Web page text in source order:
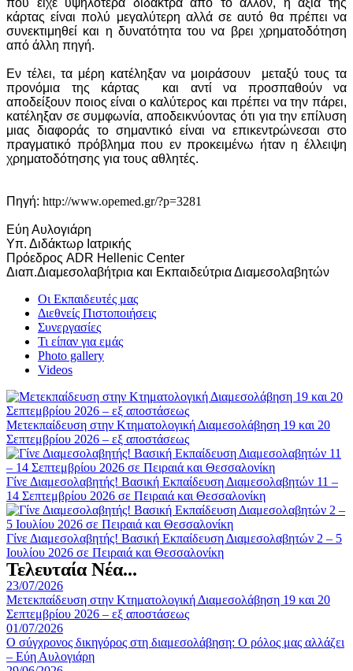
που είχε υψηλότερα δίδακτρα από το άλλον, η αξία της
κάρτας είναι πολύ μεγαλύτερη αλλά σε αυτό θα πρέπει να
συνεκτιμηθεί και η δυνατότητα του να βρει χρηματοδότηση
από άλλη πηγή.
Εν τέλει, τα μέρη κατέληξαν να μοιράσουν μεταξύ τους τα
προνόμια της κάρτας και αντί να προσπαθούν να
αποδείξουν ποιος είναι ο καλύτερος και πρέπει να την πάρει,
κατέληξαν σε συμφωνία, αποδεικνύοντας ότι για την επίλυση
μιας διαφοράς το σημαντικό είναι να επικεντρώνεσαι στο
πραγματικό πρόβλημα που εν προκειμένω ήταν η έλλειψη
χρηματοδότησης για τους αθλητές.
Πηγή: http://www.opemed.gr/?p=3281
Εύη Αυλογιάρη
Υπ. Διδάκτωρ Ιατρικής
Πρόεδρος ADR Hellenic Center
Διαπ.Διαμεσολαβήτρια και Εκπαιδεύτρια Διαμεσολαβητών
Οι Εκπαιδευτές μας
Διεθνείς Πιστοποιήσεις
Συνεργασίες
Τι είπαν για εμάς
Photo gallery
Videos
Μετεκπαίδευση στην Κτηματολογική Διαμεσολάβηση 19 και 20
Σεπτεμβρίου 2026 – εξ αποστάσεως
Γίνε Διαμεσολαβητής! Βασική Εκπαίδευση Διαμεσολαβητών 11 –
14 Σεπτεμβρίου 2026 σε Πειραιά και Θεσσαλονίκη
Γίνε Διαμεσολαβητής! Βασική Εκπαίδευση Διαμεσολαβητών 2 – 5
Ιουλίου 2026 σε Πειραιά και Θεσσαλονίκη
Τελευταία Νέα...
23/07/2026
Μετεκπαίδευση στην Κτηματολογική Διαμεσολάβηση 19 και 20
Σεπτεμβρίου 2026 – εξ αποστάσεως
01/07/2026
Ο σύγχρονος δικηγόρος στη διαμεσολάβηση: Ο ρόλος μας αλλάζει
– Εύη Αυλογιάρη